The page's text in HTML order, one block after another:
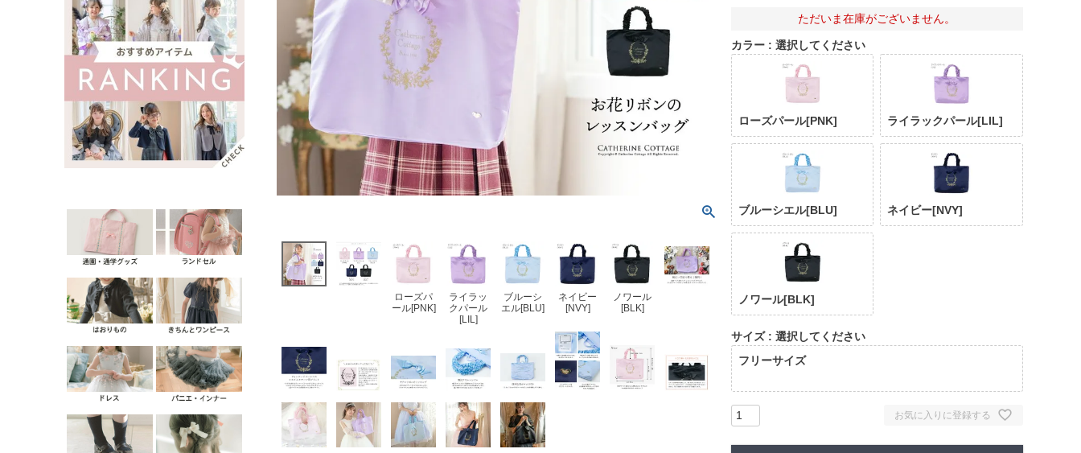
ローズパ
ール[PNK]
ライラッ
クパール
[LIL]
ブルーシ
エル[BLU]
ネイビー
[NVY]
ノワール
[BLK]
ただいま在庫がございません。
カラー 選択してください
ローズパール[PNK] ライラックパール[LIL]
ブルーシエル[BLU] ネイビー[NVY]
ノワール[BLK]
サイズ
選択してください
フリーサイズ
お気に入りに登録する